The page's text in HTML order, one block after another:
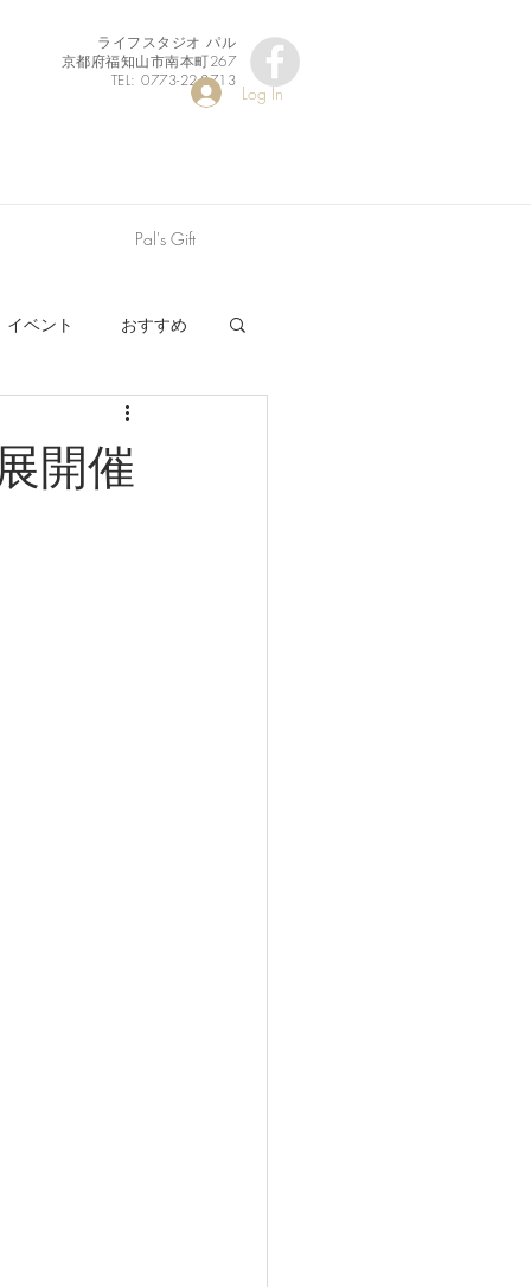
ライフスタジオ パル
京都府福知山市南本町267
TEL: 0773-22-8713
Log In
Pal's Gift
イベント おすすめ
開催